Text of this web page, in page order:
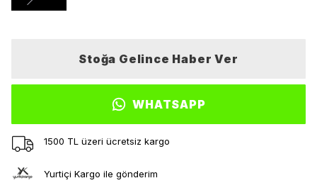
Stoğa Gelince Haber Ver
WHATSAPP
1500 TL üzeri ücretsiz kargo
Yurtiçi Kargo ile gönderim